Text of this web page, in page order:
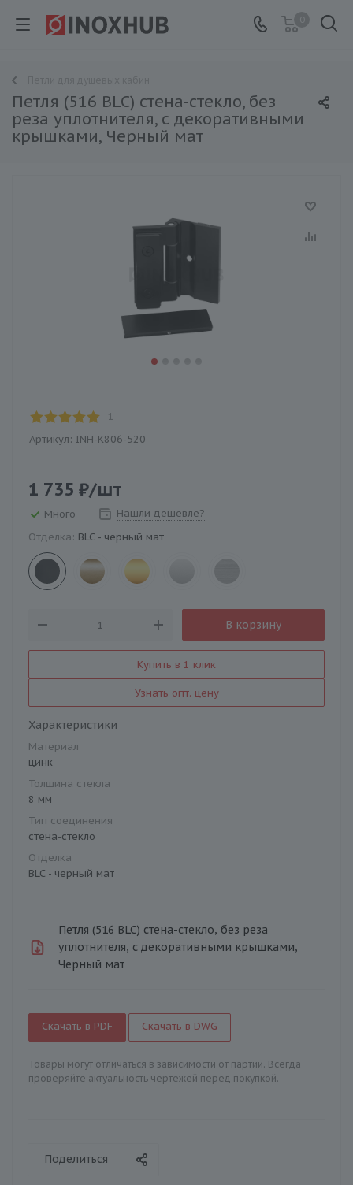
0
Петля (516 BLC) стена-стекло, без
реза уплотнителя, с декоративными
крышками, Черный мат
1
Артикул: INH-K806-520
1 735 ₽/шт
Много
Нашли дешевле?
Отделка: BLC - черный мат
В корзину
Купить в 1 клик
Узнать опт. цену
Характеристики
Материал
цинк
Толщина стекла
8 мм
Тип соединения
стена-стекло
Отделка
BLC - черный мат
Петля (516 BLC) стена-стекло, без реза
уплотнителя, с декоративными крышками,
Черный мат
Скачать в PDF Скачать в DWG
Товары могут отличаться в зависимости от партии. Всегда
проверяйте актуальность чертежей перед покупкой.
Поделиться